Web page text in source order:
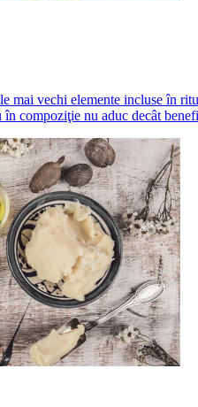
mai vechi elemente incluse în
în compoziţie nu aduc decât